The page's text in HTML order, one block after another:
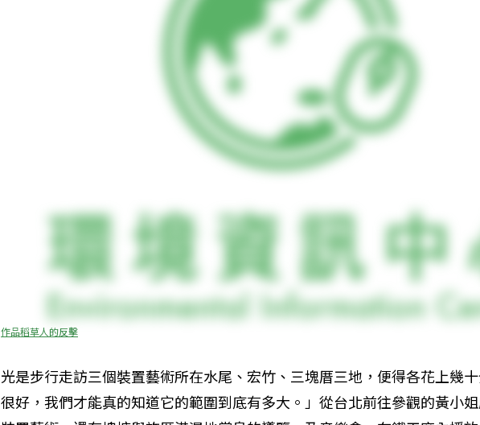
作品稻草人的反擊
光是步行走訪三個裝置藝術所在水尾、宏竹、三塊厝三地，便得各花上幾
很好，我們才能真的知道它的範圍到底有多大。」從台北前往參觀的黃小